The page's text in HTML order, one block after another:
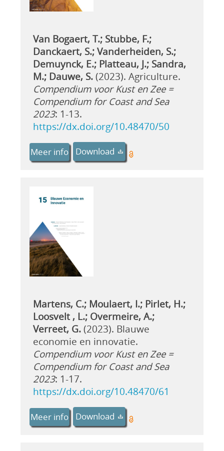
Van Bogaert, T.; Stubbe, F.;
Danckaert, S.; Vanderheiden, S.;
Demuynck, E.; Platteau, J.; Sandra,
M.; Dauwe, S.(2023). Agriculture.
Compendium voor Kust en Zee =
Compendium for Coast and Sea
2023: 1-13.
https://dx.doi.org/10.48470/50
Meer info Download
Martens, C.; Moulaert, I.; Pirlet, H.;
Loosvelt , L.; Overmeire, A.;
Verreet, G.(2023). Blauwe
economie en innovatie.
Compendium voor Kust en Zee =
Compendium for Coast and Sea
2023: 1-17.
https://dx.doi.org/10.48470/61
Meer info Download